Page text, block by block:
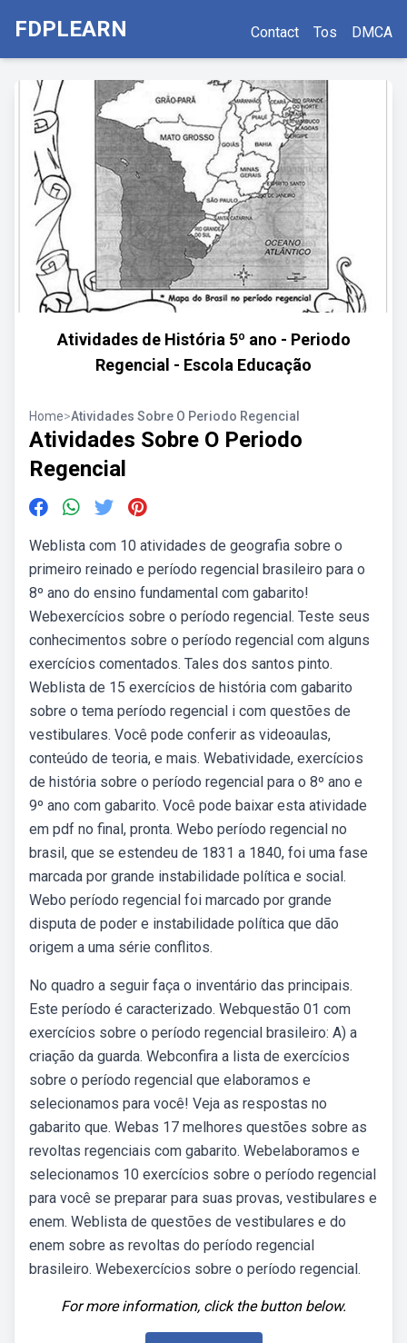
FDPLEARN Contact Tos DMCA
Atividades de História 5º ano - Periodo
Regencial - Escola Educação
Home>Atividades Sobre O Periodo Regencial
Atividades Sobre O Periodo
Regencial
Weblista com 10 atividades de geografia sobre o
primeiro reinado e período regencial brasileiro para o
8º ano do ensino fundamental com gabarito!
Webexercícios sobre o período regencial. Teste seus
conhecimentos sobre o período regencial com alguns
exercícios comentados. Tales dos santos pinto.
Weblista de 15 exercícios de história com gabarito
sobre o tema período regencial i com questões de
vestibulares. Você pode conferir as videoaulas,
conteúdo de teoria, e mais. Webatividade, exercícios
de história sobre o período regencial para o 8º ano e
9º ano com gabarito. Você pode baixar esta atividade
em pdf no final, pronta. Webo período regencial no
brasil, que se estendeu de 1831 a 1840, foi uma fase
marcada por grande instabilidade política e social.
Webo período regencial foi marcado por grande
disputa de poder e instabilidade política que dão
origem a uma série conflitos.
No quadro a seguir faça o inventário das principais.
Este período é caracterizado. Webquestão 01 com
exercícios sobre o período regencial brasileiro: A) a
criação da guarda. Webconfira a lista de exercícios
sobre o período regencial que elaboramos e
selecionamos para você! Veja as respostas no
gabarito que. Webas 17 melhores questões sobre as
revoltas regenciais com gabarito. Webelaboramos e
selecionamos 10 exercícios sobre o período regencial
para você se preparar para suas provas, vestibulares e
enem. Weblista de questões de vestibulares e do
enem sobre as revoltas do período regencial
brasileiro. Webexercícios sobre o período regencial.
For more information, click the button below.